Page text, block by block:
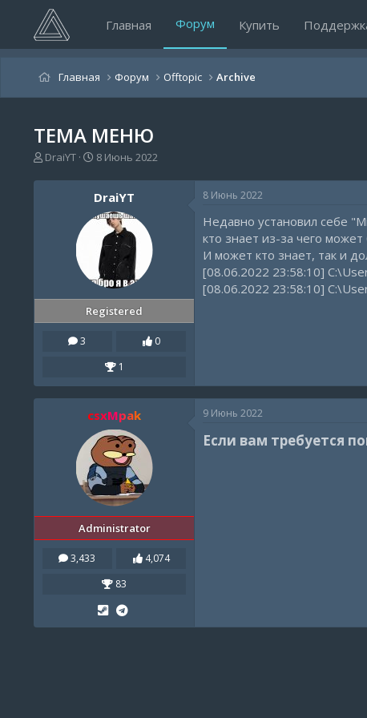
Главная Форум Купить
Главная Форум Offtopic Archive
ТЕМА МЕНЮ
А
т
DraiYT
Д
т
а
н
а
л
а
8 Июнь 2022
DraiYT
Registered
3
0
1
8 Июнь 2022
Недавно установил себе
кто знает из-за чего
И может кто знает, так и
[08.06.2022 23:58:10]
[08.06.2022 23:58:10]
csxMpak
Administrator
3,433
4,074
83
9 Июнь 2022
Если вам требуется